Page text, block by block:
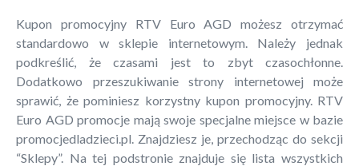
Kupon promocyjny RTV Euro AGD możesz otrzymać
standardowo w sklepie internetowym. Należy jednak
podkreślić, że czasami jest to zbyt czasochłonne.
Dodatkowo przeszukiwanie strony internetowej może
sprawić, że pominiesz korzystny kupon promocyjny. RTV
Euro AGD promocje mają swoje specjalne miejsce w bazie
promocjedladzieci.pl. Znajdziesz je, przechodząc do sekcji
“Sklepy”. Na tej podstronie znajduje się lista wszystkich